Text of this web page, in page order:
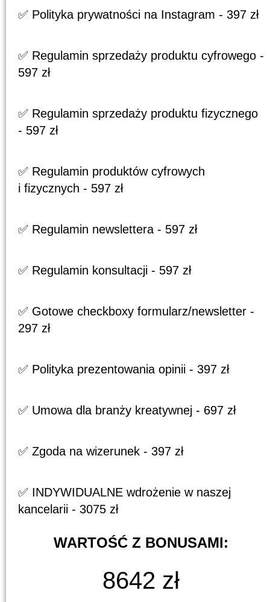
✅ Polityka prywatności na Instagram - 397 zł
✅ Regulamin sprzedaży produktu cyfrowego -
597 zł
✅ Regulamin sprzedaży produktu fizycznego
- 597 zł
✅ Regulamin produktów cyfrowych
i fizycznych - 597 zł
✅ Regulamin newslettera - 597 zł
✅ Regulamin konsultacji - 597 zł
✅ Gotowe checkboxy formularz/newsletter -
297 zł
✅ Polityka prezentowania opinii - 397 zł
✅ Umowa dla branży kreatywnej - 697 zł
✅ Zgoda na wizerunek - 397 zł
✅ INDYWIDUALNE wdrożenie w naszej
kancelarii - 3075 zł
WARTOŚĆ Z BONUSAMI:
8642 zł